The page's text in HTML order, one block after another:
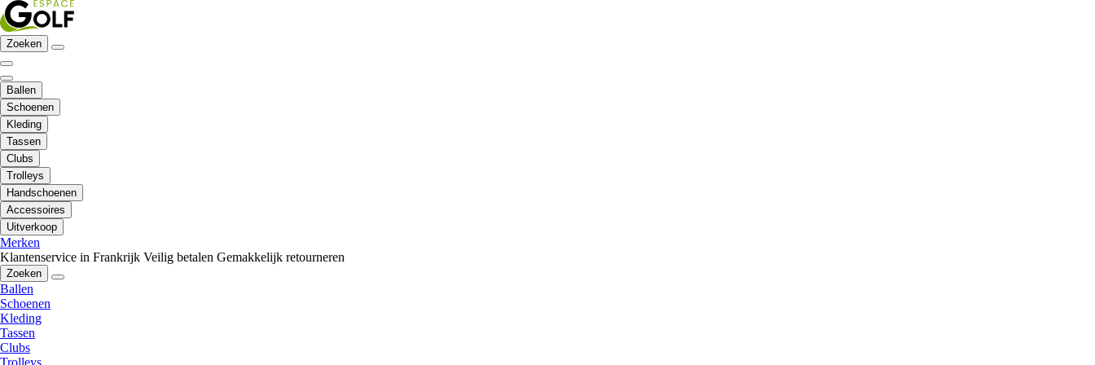
Zoeken
Ballen
Schoenen
Kleding
Tassen
Clubs
Trolleys
Handschoenen
Accessoires
Uitverkoop
Merken
Klantenservice in Frankrijk Veilig betalen Gemakkelijk retourneren
Zoeken
Ballen
Schoenen
Kleding
Tassen
Clubs
Trolleys